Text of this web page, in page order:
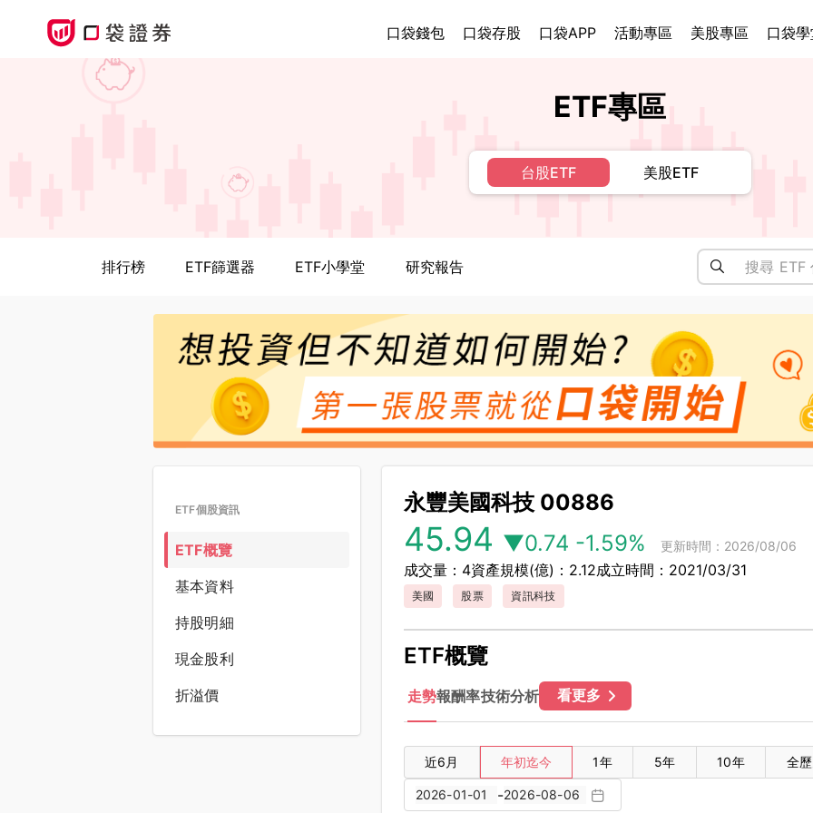
口袋錢包 口袋存股 口袋APP 活動專區 美股專區 口袋
ETF專區
台股ETF 美股ETF
排行榜 ETF篩選器 ETF小學堂 研究報告
ETF個股資訊
ETF概覽
基本資料
持股明細
現金股利
折溢價
永豐美國科技 00886
45.94 ▼0.74 -1.59% 更新時間：2026/08/06
成交量：4資產規模(億)：2.12成立時間：2021/03/31
美國 股票 資訊科技
ETF概覽
走勢報酬率技術分析 看更多
近6月 年初迄今 1年 5年 10年 全
-